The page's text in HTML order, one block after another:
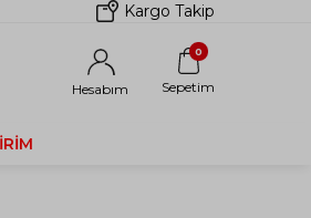
Kargo Takip
Hesabım
0
Sepetim